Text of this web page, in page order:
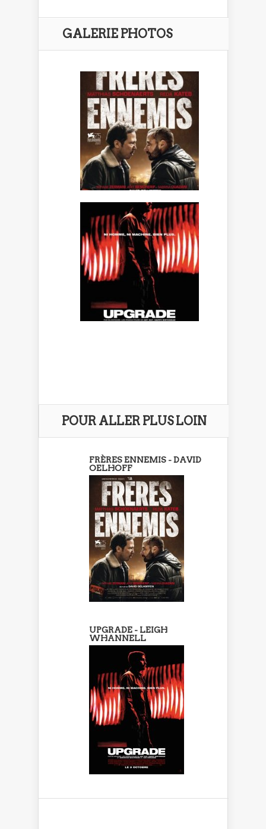
GALERIE PHOTOS
POUR ALLER PLUS LOIN
FRÈRES ENNEMIS - DAVID
OELHOFF
UPGRADE - LEIGH
WHANNELL